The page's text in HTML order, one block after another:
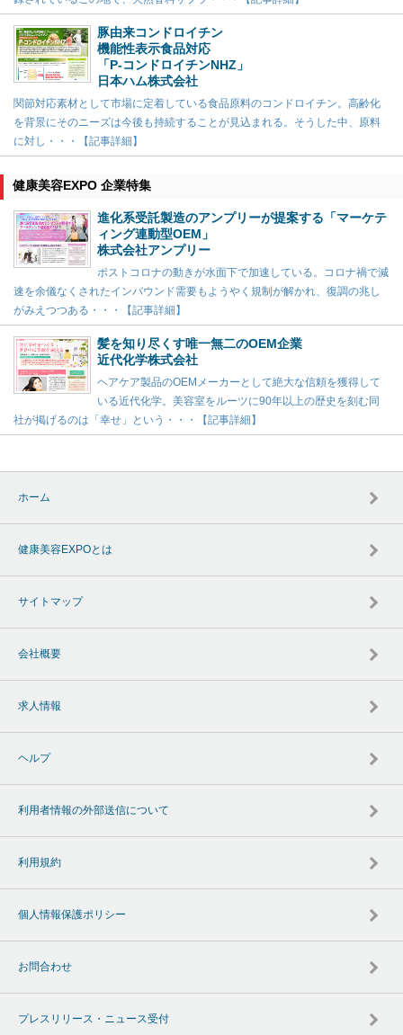
豚由来コンドロイチン
機能性表示食品対応
「P-コンドロイチンNHZ」
日本ハム株式会社
関節対応素材として市場に定着している食品原料のコンドロイチン。高齢化
を背景にそのニーズは今後も持続することが見込まれる。そうした中、原料
に対し・・・【記事詳細】
健康美容EXPO 企業特集
進化系受託製造のアンプリーが提案する「マーケテ
ィング連動型OEM」
株式会社アンプリー
ポストコロナの動きが水面下で加速している。コロナ禍で減
速を余儀なくされたインバウンド需要もようやく規制が解かれ、復調の兆し
がみえつつある・・・【記事詳細】
髪を知り尽くす唯一無二のOEM企業
近代化学株式会社
ヘアケア製品のOEMメーカーとして絶大な信頼を獲得して
いる近代化学。美容室をルーツに90年以上の歴史を刻む同
社が掲げるのは「幸せ」という・・・【記事詳細】
ホーム
健康美容EXPOとは
サイトマップ
会社概要
求人情報
ヘルプ
利用者情報の外部送信について
利用規約
個人情報保護ポリシー
お問合わせ
プレスリリース・ニュース受付